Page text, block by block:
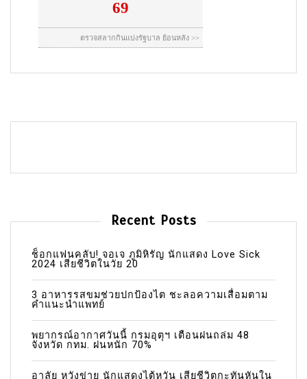
Recent Posts
ช็อกแฟนคลับ! จอเจ ภูมิหิรัญ นักแสดง Love Sick
2024 เสียชีวิตในวัย 20
3 อาหารรสขมช่วยปกป้องไต ชะลอความเสื่อมตาม
คำแนะนำแพทย์
พยากรณ์อากาศวันนี้ กรมอุตุฯ เตือนฝนถล่ม 48
จังหวัด กทม. ฝนหนัก 70%
อาลัย หวังข่าย นักแสดงไต้หวัน เสียชีวิตกะทันหันใน